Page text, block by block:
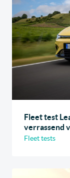
Fleet test
verrassend
Fleet tests